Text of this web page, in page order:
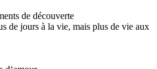
de découverte
de jours à la vie, mais plus de vie aux